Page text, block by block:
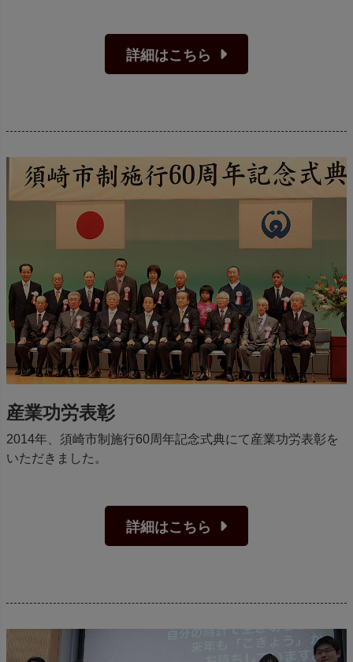
詳細はこちら
産業功労表彰
2014年、須崎市制施行60周年記念式典にて産業功労表彰を
いただきました。
詳細はこちら